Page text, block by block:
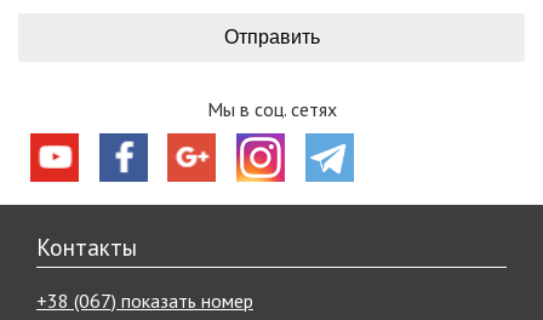
Мы в соц. сетях
Контакты
+38 (067) показать номер